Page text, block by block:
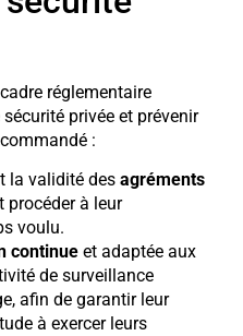
réglementaire
privée et prévenir
:
la validité des agréments
procéder à leur
voulu.
continue et adaptée aux
de surveillance
afin de garantir leur
à exercer leurs